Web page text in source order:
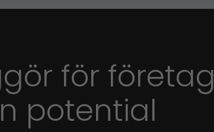
för företag
potential